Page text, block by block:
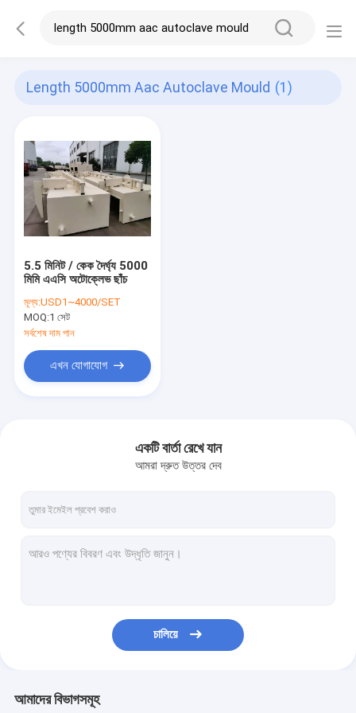
Length 5000mm Aac Autoclave Mould (1)
5.5 মিনিট / কেক দৈর্ঘ্য 5000
মিমি এএসি অটোক্লেভ ছাঁচ
মূল্য:USD1~4000/SET
MOQ:1 সেট
সর্বশেষ দাম পান
এখন যোগাযোগ
একটি বার্তা রেখে যান
আমরা দ্রুত উত্তর দেব
চালিয়ে
আমাদের বিভাগসমূহ